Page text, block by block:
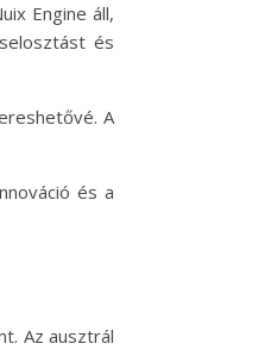
Engine áll,
és
A
és a
Az ausztrál